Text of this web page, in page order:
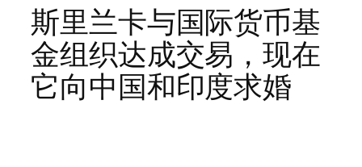
斯里兰卡与国际货币基
金组织达成交易，现在
它向中国和印度求婚